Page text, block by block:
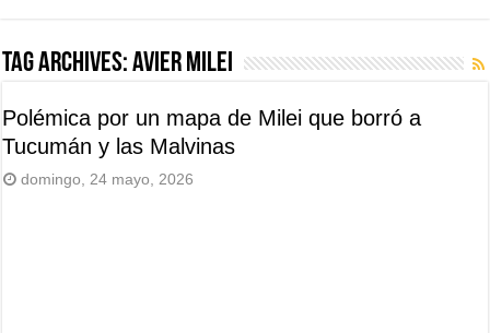
Tag Archives:avier Milei
Polémica por un mapa de Milei que borró a
Tucumán y las Malvinas
domingo, 24 mayo, 2026